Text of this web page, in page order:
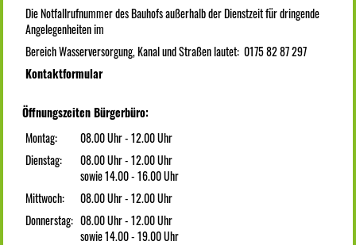
Die Notfallrufnummer des Bauhofs außerhalb der Dienstzeit für dringende
Angelegenheiten im
Bereich Wasserversorgung, Kanal und Straßen lautet: 0175 82 87 297
Kontaktformular
Öffnungszeiten Bürgerbüro:
Montag:
08.00 Uhr - 12.00 Uhr
Dienstag:
08.00 Uhr - 12.00 Uhr
sowie 14.00 - 16.00 Uhr
Mittwoch:
08.00 Uhr - 12.00 Uhr
Donnerstag: 08.00 Uhr - 12.00 Uhr
sowie 14.00 - 19.00 Uhr